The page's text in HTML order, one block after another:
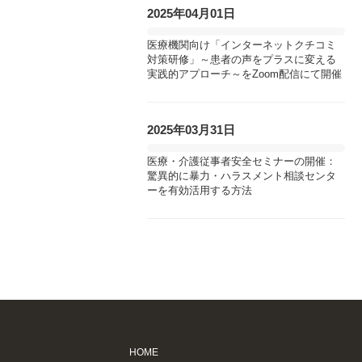
2025年04月01日
医療機関向け「インターネットクチコミ
対策研修」～患者の声をプラスに変える
実践的アプローチ～をZoom配信にて開催
2025年03月31日
医療・介護従事者安全セミナーの開催：
驚異的に暴力・ハラスメント相談センタ
ーを有効活用する方法
HOME